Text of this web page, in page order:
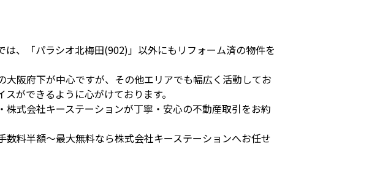
、「パラシオ北梅田(902)」以外にもリフォーム済の物件を
阪府下が中心ですが、その他エリアでも幅広く活動してお
ができるように心がけております。
式会社キーステーションが丁寧・安心の不動産取引をお約
料半額～最大無料なら株式会社キーステーションへお任せ